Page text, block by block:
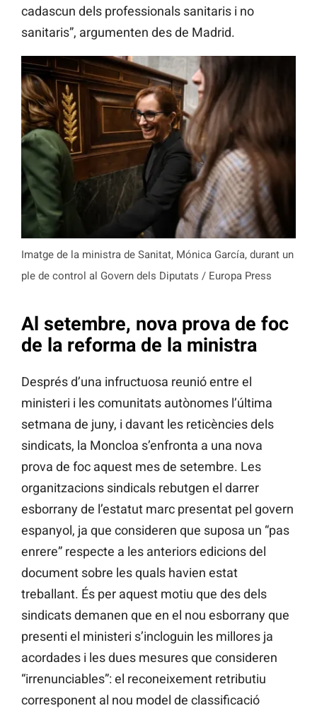
cadascun dels professionals sanitaris i no
sanitaris”, argumenten des de Madrid.
Imatge de la ministra de Sanitat, Mónica García, durant un
ple de control al Govern dels Diputats / Europa Press
Al setembre, nova prova de foc
de la reforma de la ministra
Després d’una infructuosa reunió entre el
ministeri i les comunitats autònomes l’última
setmana de juny, i davant les reticències dels
sindicats, la Moncloa s’enfronta a una nova
prova de foc aquest mes de setembre. Les
organitzacions sindicals rebutgen el darrer
esborrany de l’estatut marc presentat pel govern
espanyol, ja que consideren que suposa un “pas
enrere” respecte a les anteriors edicions del
document sobre les quals havien estat
treballant. És per aquest motiu que des dels
sindicats demanen que en el nou esborrany que
presenti el ministeri s’incloguin les millores ja
acordades i les dues mesures que consideren
“irrenunciables”: el reconeixement retributiu
corresponent al nou model de classificació